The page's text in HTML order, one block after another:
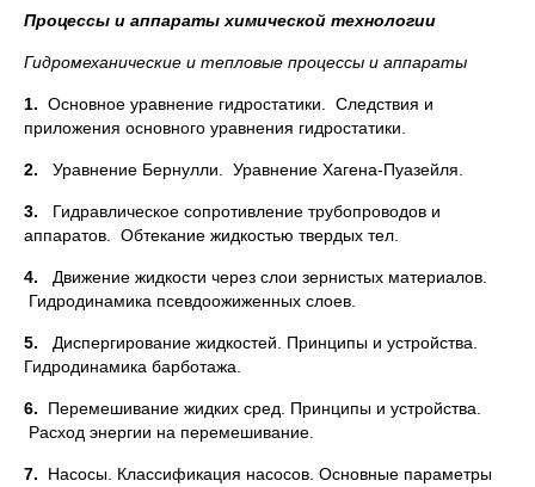
Процессы и аппараты химической технологии
Гидромеханические и тепловые процессы и аппараты
1. Основное уравнение гидростатики. Следствия и
приложения основного уравнения гидростатики.
2. Уравнение Бернулли. Уравнение Хагена-Пуазейля.
3.
Гидравлическое сопротивление трубопроводов и
аппаратов. Обтекание жидкостью твердых тел.
4.
Движение жидкости через слои зернистых материалов.
Гидродинамика псевдоожиженных слоев.
5.
Диспергирование жидкостей. Принципы и устройства.
Гидродинамика барботажа.
6. Перемешивание жидких сред. Принципы и устройства.
Расход энергии на перемешивание.
7. Насосы. Классификация насосов. Основные параметры